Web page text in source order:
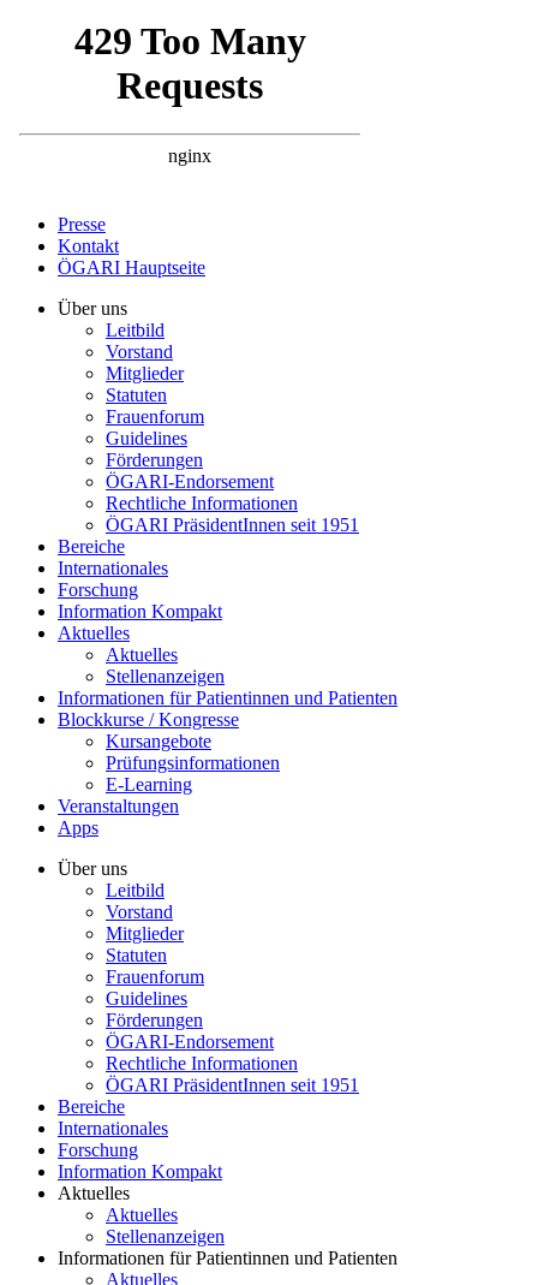
Presse
Kontakt
ÖGARI Hauptseite
Über uns
Leitbild
Vorstand
Mitglieder
Statuten
Frauenforum
Guidelines
Förderungen
ÖGARI-Endorsement
Rechtliche Informationen
ÖGARI PräsidentInnen seit 1951
Bereiche
Internationales
Forschung
Information Kompakt
Aktuelles
Aktuelles
Stellenanzeigen
Informationen für Patientinnen und Patienten
Blockkurse / Kongresse
Kursangebote
Prüfungsinformationen
E-Learning
Veranstaltungen
Apps
Über uns
Leitbild
Vorstand
Mitglieder
Statuten
Frauenforum
Guidelines
Förderungen
ÖGARI-Endorsement
Rechtliche Informationen
ÖGARI PräsidentInnen seit 1951
Bereiche
Internationales
Forschung
Information Kompakt
Aktuelles
Aktuelles
Stellenanzeigen
Informationen für Patientinnen und Patienten
Aktuelles